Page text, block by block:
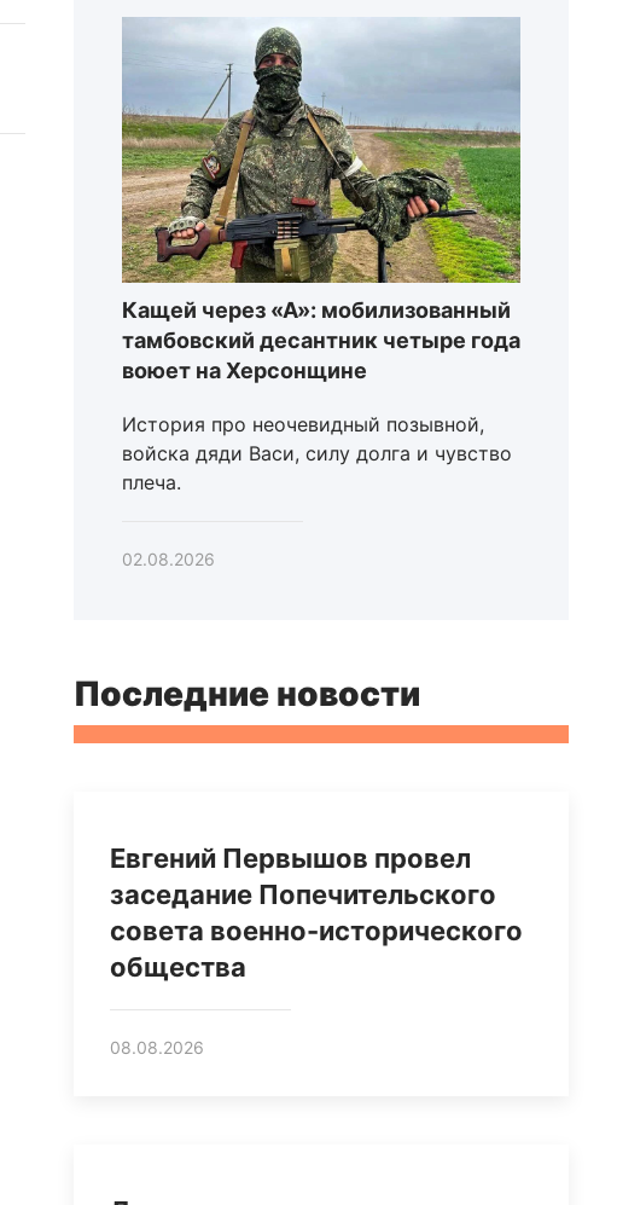
Кащей через «А»: мобилизованный
тамбовский десантник четыре года
воюет на Херсонщине
История про неочевидный позывной,
войска дяди Васи, силу долга и чувство
плеча.
02.08.2026
Последние новости
Евгений Первышов провел
заседание Попечительского
совета военно-исторического
общества
08.08.2026